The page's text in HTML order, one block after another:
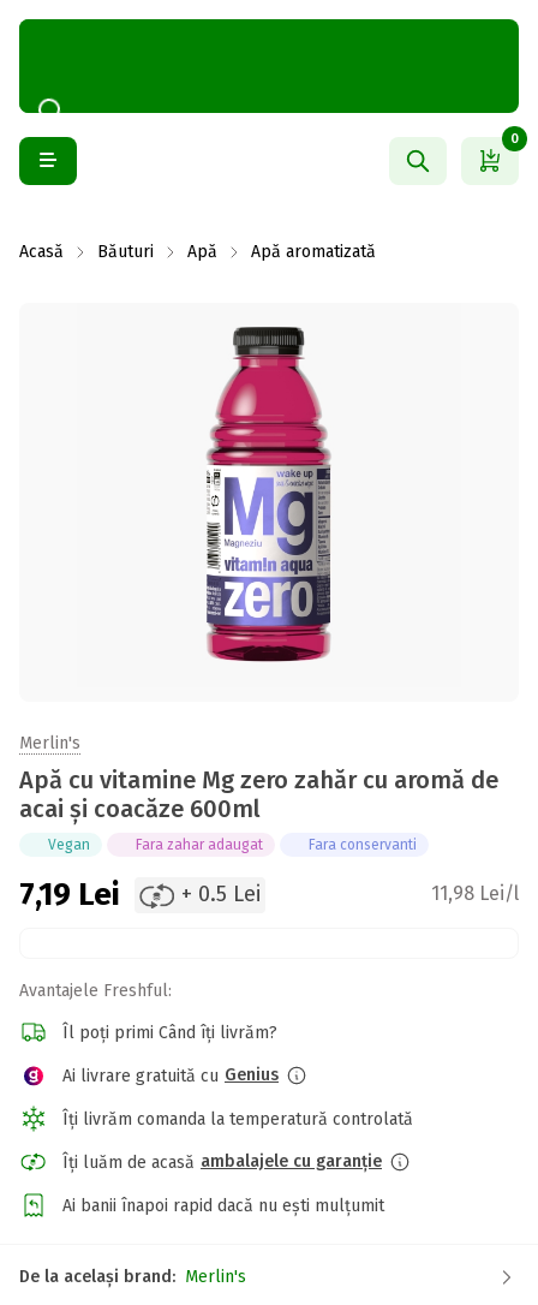
0
Acasă Băuturi Apă Apă aromatizată
Merlin's
Apă cu vitamine Mg zero zahăr cu aromă de
acai și coacăze 600ml
Vegan Fara zahar adaugat Fara conservanti
7,19 Lei + 0.5 Lei 11,98 Lei/l
Avantajele Freshful:
Îl poți primi Când îți livrăm?
Ai livrare gratuită cu Genius
Îți livrăm comanda la temperatură controlată
Îți luăm de acasă ambalajele cu garanție
Ai banii înapoi rapid dacă nu ești mulțumit
De la același brand: Merlin's